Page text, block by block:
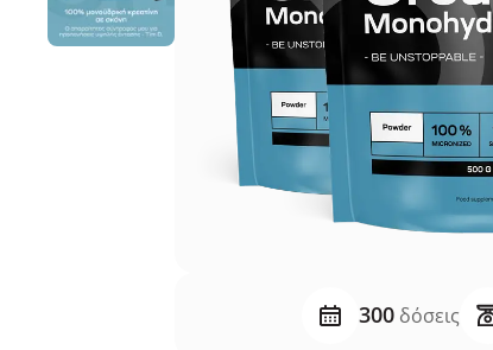
300δόσεις